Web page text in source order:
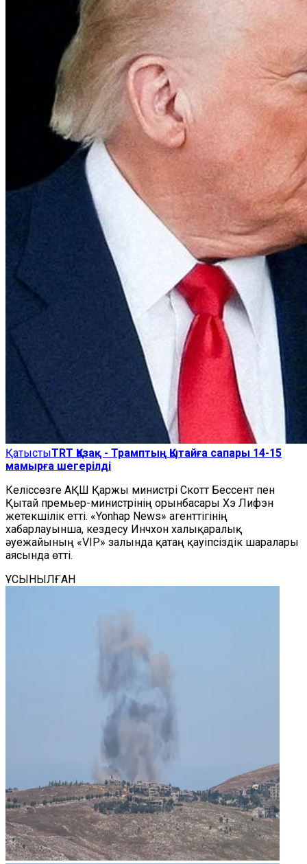
ҚатыстыTRT Қазақ - Трамптың Қытайға сапары 14-15
мамырға шегерілді
Келіссөзге АҚШ Қаржы министрі Скотт Бессент пен
Қытай премьер-министрінің орынбасары Хэ Лифэн
жетекшілік етті. «Yonhap News» агенттігінің
хабарлауынша, кездесу Инчхон халықаралық
әуежайының «VIP» залында қатаң қауіпсіздік шаралары
аясында өтті.
ҰСЫНЫЛҒАН